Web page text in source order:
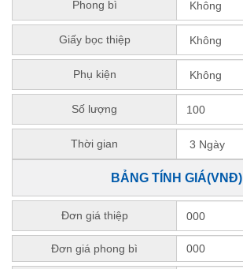
Phong bì
Giấy bọc thiệp
Phụ kiện
Số lượng
Thời gian
BẢNG TÍNH GIÁ(VNĐ)
Đơn giá thiệp
Đơn giá phong bì